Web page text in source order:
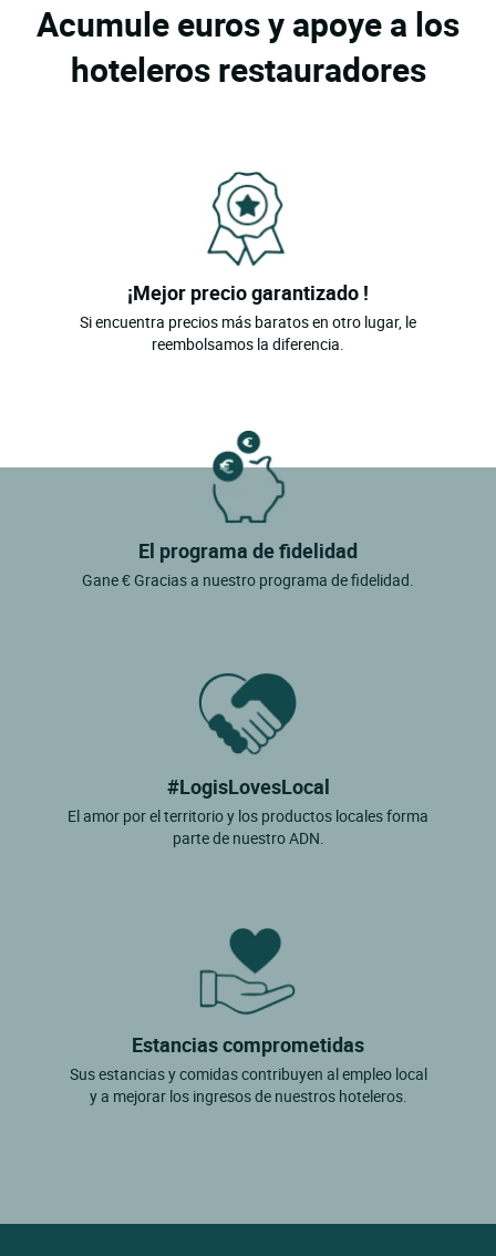
Acumule euros y apoye a los
hoteleros restauradores
¡Mejor precio garantizado !
Si encuentra precios más baratos en otro lugar, le
reembolsamos la diferencia.
El programa de fidelidad
Gane € Gracias a nuestro programa de fidelidad.
#LogisLovesLocal
El amor por el territorio y los productos locales forma
parte de nuestro ADN.
Estancias comprometidas
Sus estancias y comidas contribuyen al empleo local
y a mejorar los ingresos de nuestros hoteleros.